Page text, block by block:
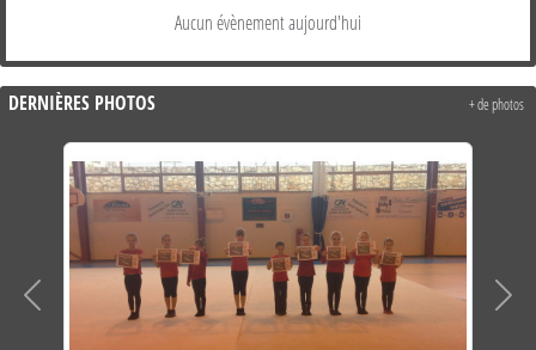
Aucun évènement aujourd'hui
DERNIÈRES PHOTOS
Précedent
+ de photos